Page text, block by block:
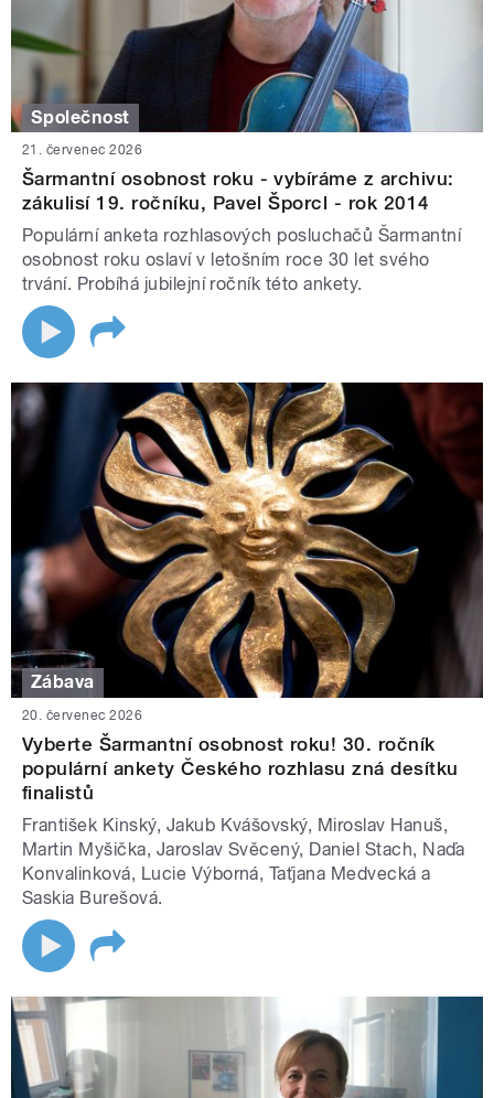
Společnost
21. červenec 2026
Šarmantní osobnost roku - vybíráme z archivu:
zákulisí 19. ročníku, Pavel Šporcl - rok 2014
Populární anketa rozhlasových posluchačů Šarmantní
osobnost roku oslaví v letošním roce 30 let svého
trvání. Probíhá jubilejní ročník této ankety.
Zábava
20. červenec 2026
Vyberte Šarmantní osobnost roku! 30. ročník
populární ankety Českého rozhlasu zná desítku
finalistů
František Kinský, Jakub Kvášovský, Miroslav Hanuš,
Martin Myšička, Jaroslav Svěcený, Daniel Stach, Naďa
Konvalinková, Lucie Výborná, Taťjana Medvecká a
Saskia Burešová.